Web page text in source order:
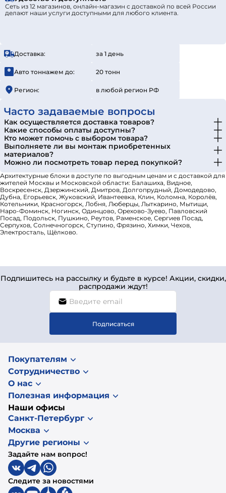
Сеть из 12 магазинов, онлайн-магазин с доставкой по всей России
делают наши услуги доступными для любого клиента.
Доставка: за 1 день
Авто тоннажем до: 20 тонн
Регион: в любой регион РФ
Часто задаваемые вопросы
Как осуществляется доставка товаров?
Какие способы оплаты доступны?
Кто может помочь с выбором товара?
Выполняете ли вы монтаж приобретенных
материалов?
Можно ли посмотреть товар перед покупкой?
Архитектурные блоки в доступе по выгодным ценам и с доставкой для
жителей Москвы и Московской области: Балашиха, Видное,
Воскресенск, Дзержинский, Дмитров, Долгопрудный, Домодедово,
Дубна, Егорьевск, Жуковский, Ивантеевка, Клин, Коломна, Королёв,
Котельники, Красногорск, Лобня, Люберцы, Лыткарино, Мытищи,
Наро-Фоминск, Ногинск, Одинцово, Орехово-Зуево, Павловский
Посад, Подольск, Пушкино, Реутов, Раменское, Сергиев Посад,
Серпухов, Солнечногорск, Ступино, Фрязино, Химки, Чехов,
Электросталь, Щёлково.
Подпишитесь на рассылку и будьте в курсе! Акции, скидки,
распродажи ждут!
Подписаться
Покупателям
Сотрудничество
О нас
Полезная информация
Наши офисы
Санкт-Петербург
Москва
Другие регионы
Задайте нам вопрос!
Следите за новостями